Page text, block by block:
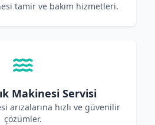
tamir ve bakım hizmetleri.
Makinesi Servisi
arızalarına hızlı ve güvenilir
çözümler.